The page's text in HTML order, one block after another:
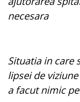
necesara
Situatia in care
lipsei de
a facut nimic